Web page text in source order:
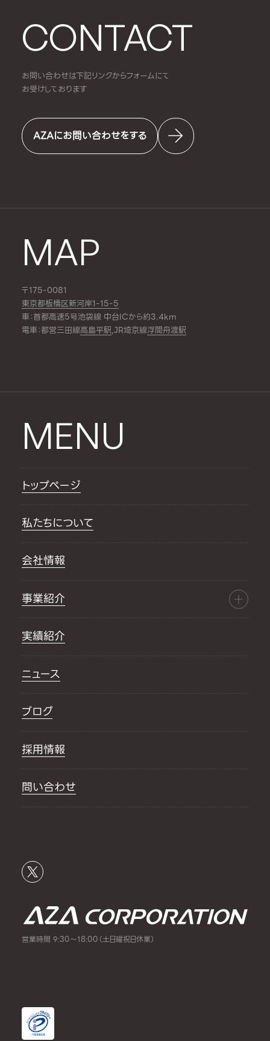
CONTACT
お問い合わせは下記リンクからフォームにて
お受けしております
AZAにお問い合わせをする
MAP
〒175-0081
東京都板橋区新河岸1-15-5
車：首都高速5号池袋線 中台ICから約3.4km
電車：都営三田線高島平駅,JR埼京線浮間舟渡駅
MENU
トップページ
私たちについて
会社情報
事業紹介
実績紹介
ニュース
ブログ
採用情報
問い合わせ
営業時間 9:30～18:00（土日曜祝日休業）